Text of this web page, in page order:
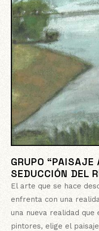
GRUPO
SEDUCCIÓN DEL
El arte que se hace
enfrenta con una
una nueva realidad que
pintores, elige el